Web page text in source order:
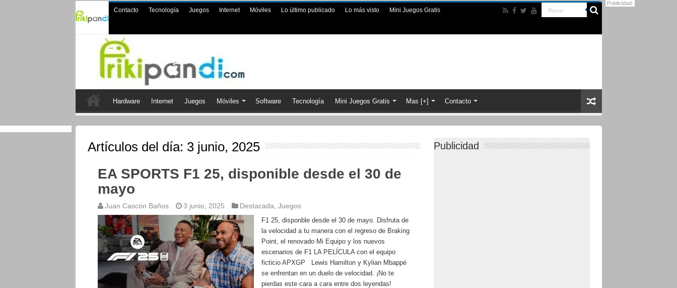
Contacto Tecnología Juegos Internet Móviles Lo último publicado Lo más visto Mini Juegos Gratis
Hardware Internet Juegos Móviles Software Tecnología Mini Juegos Gratis Mas [+] Contacto
Artículos del día: 3 junio, 2025
EA SPORTS F1 25, disponible desde el 30 de
mayo
Juan Cascón Baños 3 junio, 2025 Destacada Juegos
F1 25, disponble desde el 30 de mayo. Disfruta de
la velocidad a tu manera con el regreso de Braking
Point, el renovado Mi Equipo y los nuevos
escenarios de F1 LA PELÍCULA con el equipo
ficticio APXGP Lewis Hamilton y Kylian Mbappé
se enfrentan en un duelo de velocidad. ¡No te
pierdas este cara a cara entre dos leyendas!
Publicidad
Publicidad: